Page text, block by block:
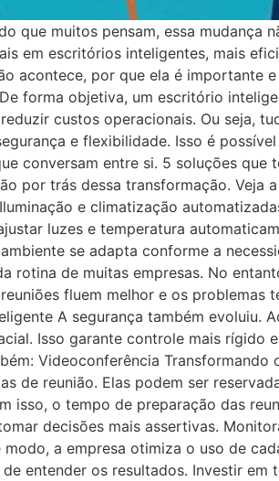
que muitos pensam, essa mudança
em escritórios inteligentes, mais
acontece, por que ela é importante
forma objetiva, um escritório
custos operacionais. Ou seja,
e flexibilidade. Isso é
conversam entre si. 5 soluções
por trás dessa transformação. Veja
e climatização
luzes e temperatura
se adapta conforme a
rotina de muitas empresas. No
fluem melhor e os problemas
A segurança também evoluiu.
Isso garante controle mais rígido
Videoconferência
de reunião. Elas podem ser
isso, o tempo de preparação das
decisões mais assertivas.
a empresa otimiza o uso de
entender os resultados. Investir